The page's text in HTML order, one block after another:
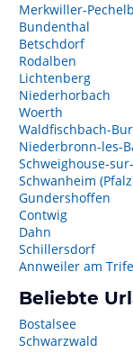
Merkwiller-
Bundenthal
Betschdorf
Rodalben
Lichtenberg
Niederhorbach
Woerth
Waldfischbach-
Niederbronn-les-
Schweighouse-
Schwanheim
Gundershoffen
Contwig
Dahn
Schillersdorf
Annweiler am
Beliebte
Bostalsee
Schwarzwald